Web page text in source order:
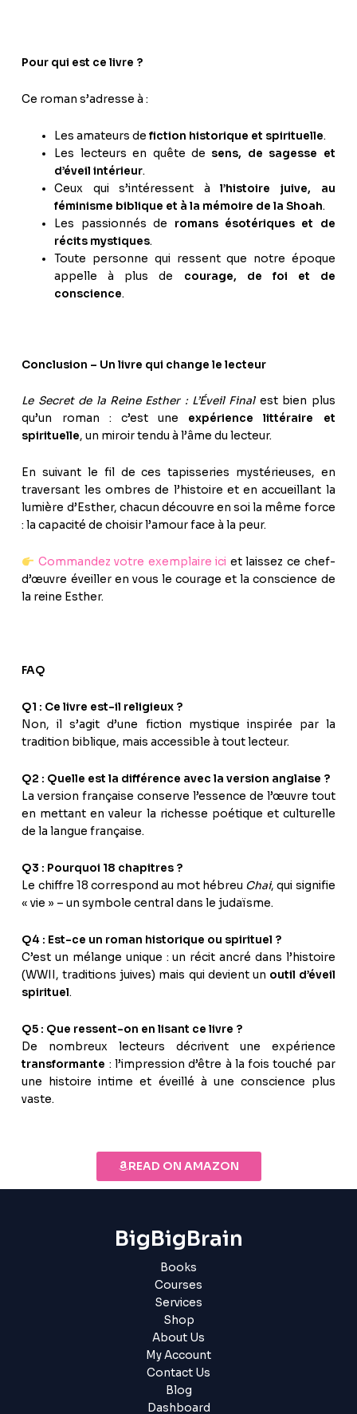
Pour qui est ce livre ?
Ce roman s’adresse à :
Les amateurs defiction historique et spirituelle.
Les lecteurs en quête de sens, de sagesse et
d’éveil intérieur.
Ceux qui s’intéressent à l’histoire juive, au
féminisme biblique et à la mémoire de la Shoah.
Les passionnés de romans ésotériques et de
récits mystiques.
Toute personne qui ressent que notre époque
appelle à plus de courage, de foi et de
conscience.
Conclusion – Un livre qui change le lecteur
Le Secret de la Reine Esther : L’Éveil Finalest bien plus
qu’un roman : c’est une expérience littéraire et
spirituelle, un miroir tendu à l’âme du lecteur.
En suivant le fil de ces tapisseries mystérieuses, en
traversant les ombres de l’histoire et en accueillant la
lumière d’Esther, chacun découvre en soi la même force
: la capacité de choisir l’amour face à la peur.
Commandez votre exemplaire ici et laissez ce chef-
d’œuvre éveiller en vous le courage et la conscience de
la reine Esther.
FAQ
Q1 : Ce livre est-il religieux ?
Non, il s’agit d’une fiction mystique inspirée par la
tradition biblique, mais accessible à tout lecteur.
Q2 : Quelle est la différence avec la version anglaise ?
La version française conserve l’essence de l’œuvre tout
en mettant en valeur la richesse poétique et culturelle
de la langue française.
Q3 : Pourquoi 18 chapitres ?
Le chiffre 18 correspond au mot hébreu Chai, qui signifie
« vie » – un symbole central dans le judaïsme.
Q4 : Est-ce un roman historique ou spirituel ?
C’est un mélange unique : un récit ancré dans l’histoire
(WWII, traditions juives) mais qui devient un outil d’éveil
spirituel.
Q5 : Que ressent-on en lisant ce livre ?
De nombreux lecteurs décrivent une expérience
transformante : l’impression d’être à la fois touché par
une histoire intime et éveillé à une conscience plus
vaste.
READ ON AMAZON
BigBigBrain
Books
Courses
Services
Shop
About Us
My Account
Contact Us
Blog
Dashboard